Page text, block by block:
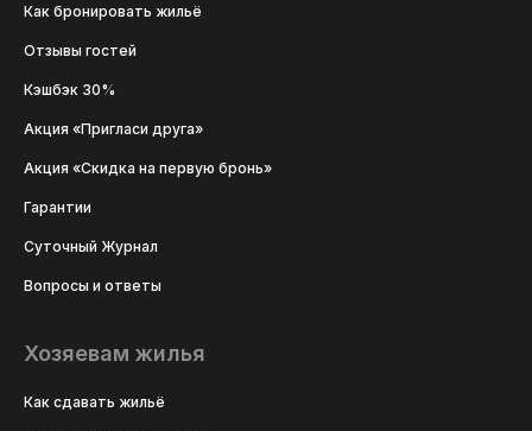
Как бронировать жильё
Отзывы гостей
Кэшбэк 30%
Акция «Пригласи друга»
Акция «Скидка на первую бронь»
Гарантии
Суточный Журнал
Вопросы и ответы
Хозяевам жилья
Как сдавать жильё